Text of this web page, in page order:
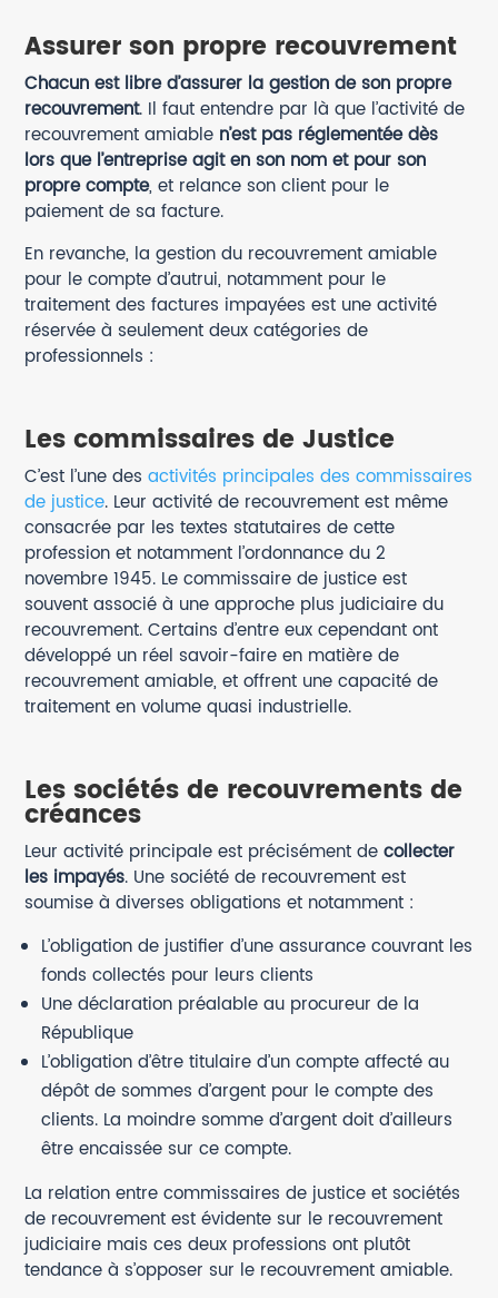
Assurer son propre recouvrement
Chacun est libre d’assurer la gestion de son propre
recouvrement. Il faut entendre par là que l’activité de
recouvrement amiable n’est pas réglementée dès
lors que l’entreprise agit en son nom et pour son
propre compte, et relance son client pour le
paiement de sa facture.
En revanche, la gestion du recouvrement amiable
pour le compte d’autrui, notamment pour le
traitement des factures impayées est une activité
réservée à seulement deux catégories de
professionnels :
Les commissaires de Justice
C’est l’une desactivités principales des commissaires
de justice. Leur activité de recouvrement est même
consacrée par les textes statutaires de cette
profession et notamment l’ordonnance du 2
novembre 1945. Le commissaire de justice est
souvent associé à une approche plus judiciaire du
recouvrement. Certains d’entre eux cependant ont
développé un réel savoir-faire en matière de
recouvrement amiable, et offrent une capacité de
traitement en volume quasi industrielle.
Les sociétés de recouvrements de
créances
Leur activité principale est précisément decollecter
les impayés. Une société de recouvrement est
soumise à diverses obligations et notamment :
L’obligation de justifier d’une assurance couvrant les
fonds collectés pour leurs clients
Une déclaration préalable au procureur de la
République
L’obligation d’être titulaire d’un compte affecté au
dépôt de sommes d’argent pour le compte des
clients. La moindre somme d’argent doit d’ailleurs
être encaissée sur ce compte.
La relation entre commissaires de justice et sociétés
de recouvrement est évidente sur le recouvrement
judiciaire mais ces deux professions ont plutôt
tendance à s’opposer sur le recouvrement amiable.